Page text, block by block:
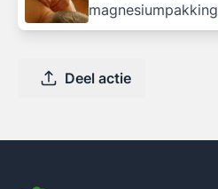
magnesiumpakking
Deel actie